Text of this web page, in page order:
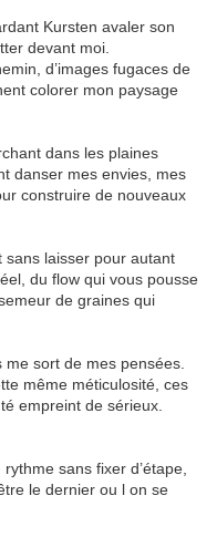
Kursten avaler son
devant moi.
d’images fugaces de
colorer mon paysage
dans les plaines
danser mes envies, mes
construire de nouveaux
sans laisser pour autant
du flow qui vous pousse
de graines qui
sort de mes pensées.
même méticulosité, ces
empreint de sérieux.
sans fixer d’étape,
le dernier ou l on se